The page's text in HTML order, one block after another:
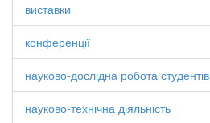
виставки
конференції
науково-дослідна робота студентів
науково-технічна діяльність